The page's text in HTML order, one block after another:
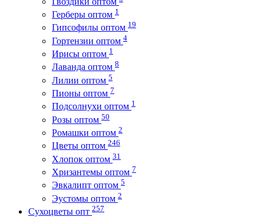
Герберы оптом 1
Гипсофилы оптом 19
Гортензии оптом 4
Ирисы оптом 1
Лаванда оптом 8
Лилии оптом 5
Пионы оптом 7
Подсолнухи оптом 1
Розы оптом 50
Ромашки оптом 2
Цветы оптом 246
Хлопок оптом 31
Хризантемы оптом 7
Эвкалипт оптом 5
Эустомы оптом 2
Сухоцветы опт 257